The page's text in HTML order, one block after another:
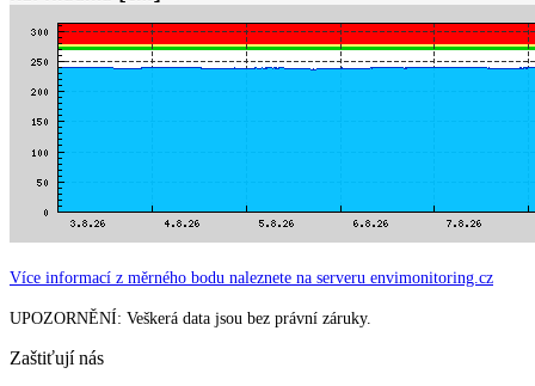
Více informací z měrného bodu naleznete na serveru envimonitoring.cz
UPOZORNĚNÍ: Veškerá data jsou bez právní záruky.
Zaštiťují nás